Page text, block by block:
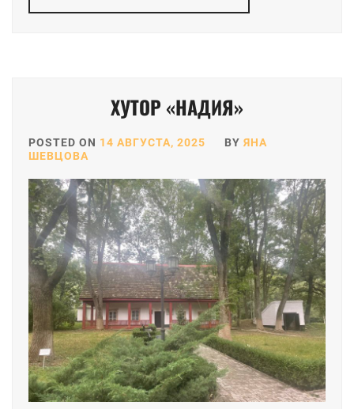
ХУТОР «НАДИЯ»
POSTED ON 14 АВГУСТА, 2025 BY ЯНА
ШЕВЦОВА